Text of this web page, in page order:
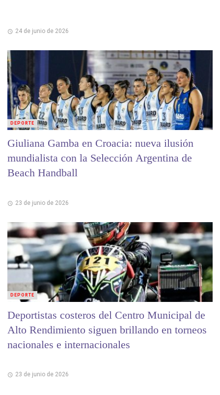
24 de junio de 2026
Giuliana Gamba en Croacia: nueva ilusión
mundialista con la Selección Argentina de
Beach Handball
23 de junio de 2026
DEPORTE
Deportistas costeros del Centro Municipal de
Alto Rendimiento siguen brillando en torneos
nacionales e internacionales
23 de junio de 2026
DEPORTE